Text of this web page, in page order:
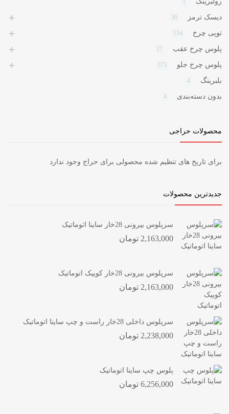
دیسک ترمز 30
توپی چرخ 154
پلوس چرخ عقب 27
پلوس چرخ جلو 373
بلبرینگ 4
بدون دسته‌بندی 4
محصولات حراجی
برای تاریخ های تنظیم شده محصولی برای حراج وجود ندارد
جدیدترین محصولات
سرپلوس بیرونی 28خار ساینا اتوماتیک
2,163,000 تومان
سرپلوس بیرونی 28خار کوییک اتوماتیک
2,163,000 تومان
سرپلوس داخلی 28خار راست و چپ ساینا اتوماتیک
2,238,000 تومان
پلوس چپ ساینا اتوماتیک
6,256,000 تومان